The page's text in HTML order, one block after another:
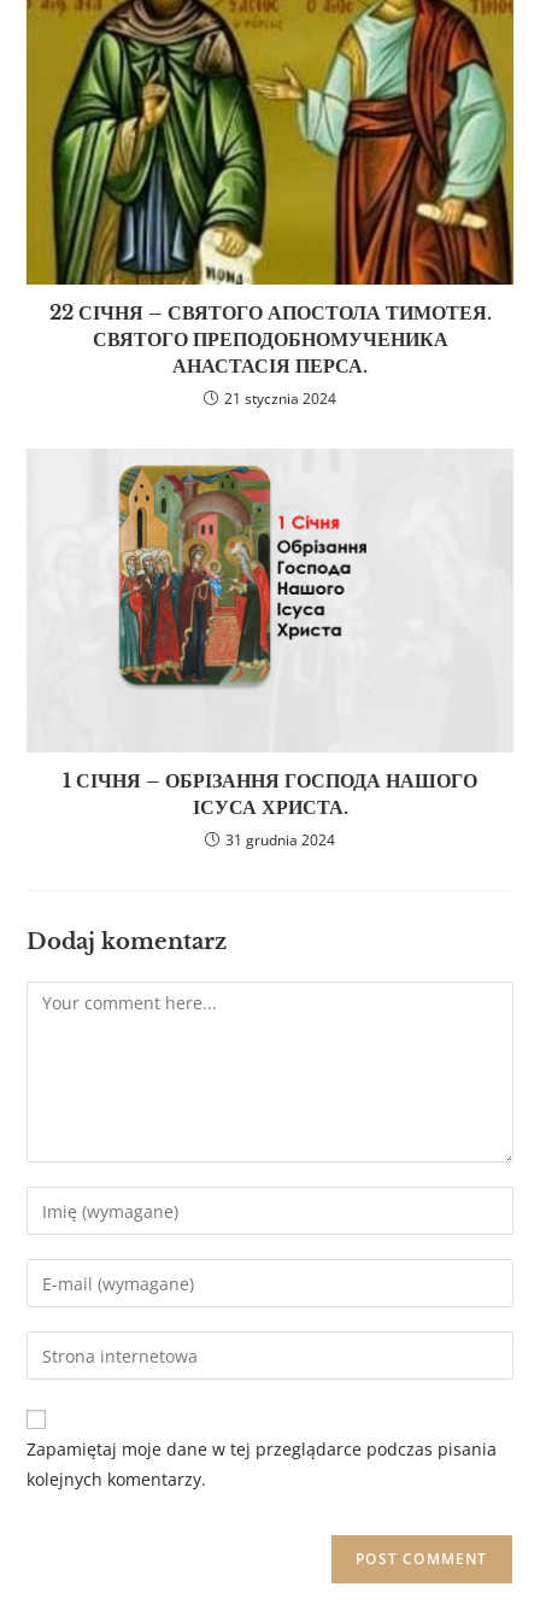
22 СІЧНЯ – СВЯТОГО АПОСТОЛА ТИМОТЕЯ.
СВЯТОГО ПРЕПОДОБНОМУЧЕНИКА
АНАСТАСІЯ ПЕРСА.
21 stycznia 2024
1 СІЧНЯ – ОБРІЗАННЯ ГОСПОДА НАШОГО
ІСУСА ХРИСТА.
31 grudnia 2024
Dodaj komentarz
Zapamiętaj moje dane w tej przeglądarce podczas pisania
kolejnych komentarzy.